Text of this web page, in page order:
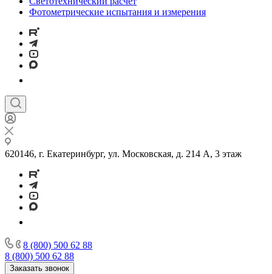
Фотометрические испытания и измерения
620146, г. Екатеринбург, ул. Московская, д. 214 А, 3 этаж
8 (800) 500 62 88
8 (800) 500 62 88
Заказать звонок